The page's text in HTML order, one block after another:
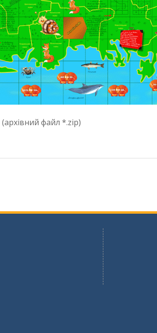
(архівний файл *.zip)